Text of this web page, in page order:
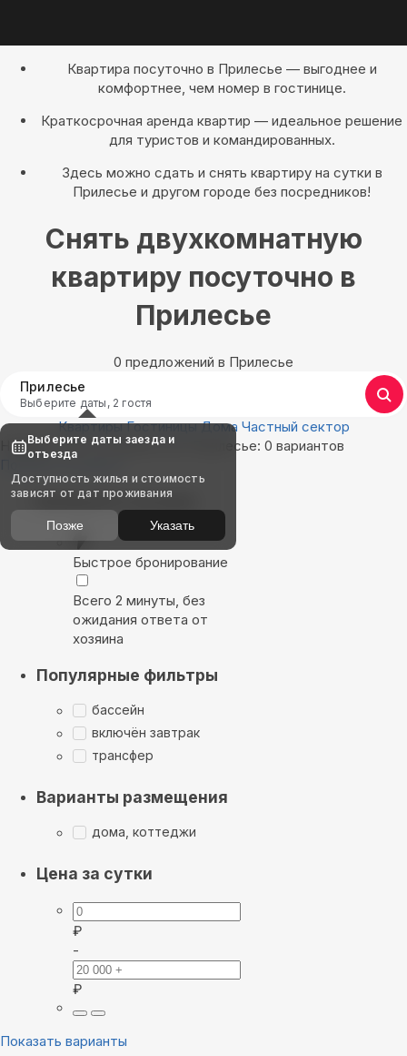
Квартира посуточно в Прилесье — выгоднее и
комфортнее, чем номер в гостинице.
Краткосрочная аренда квартир — идеальное решение
для туристов и командированных.
Здесь можно сдать и снять квартиру на сутки в
Прилесье и другом городе без посредников!
Снять двухкомнатную
квартиру посуточно в
Прилесье
0 предложений в Прилесье
Прилесье
Выберите даты, 2 гостя
Квартиры Гостиницы Дома Частный сектор
Найдём, где остановиться в Прилесье: 0 вариантов
Показать на карте
Выбирайте лучшее
Быстрое бронирование
Всего 2 минуты, без
ожидания ответа от
хозяина
Популярные фильтры
бассейн
включён завтрак
трансфер
Варианты размещения
дома, коттеджи
Цена за сутки
₽
-
₽
Показать варианты
Выберите даты заезда и
отъезда
Доступность жилья и стоимость
зависят от дат проживания
Позже Указать